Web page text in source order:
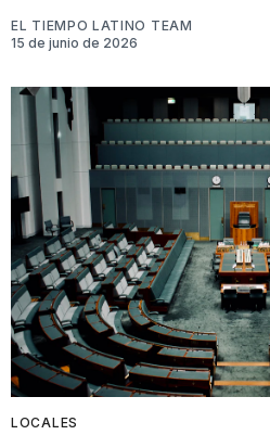
EL TIEMPO LATINO TEAM
15 de junio de 2026
LOCALES